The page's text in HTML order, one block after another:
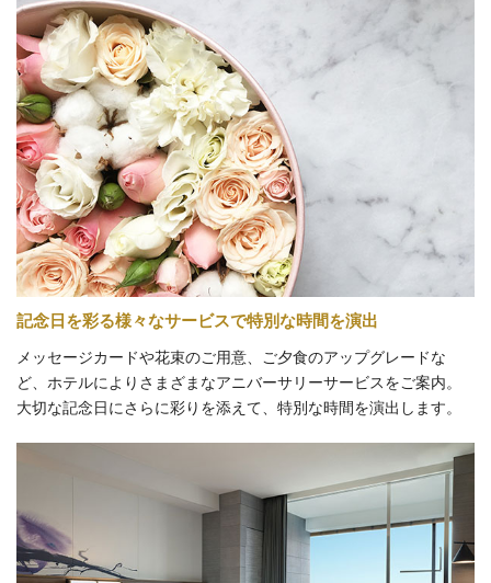
記念日を彩る様々なサービスで特別な時間を演出
メッセージカードや花束のご用意、ご夕食のアップグレードな
ど、ホテルによりさまざまなアニバーサリーサービスをご案内。
大切な記念日にさらに彩りを添えて、特別な時間を演出します。